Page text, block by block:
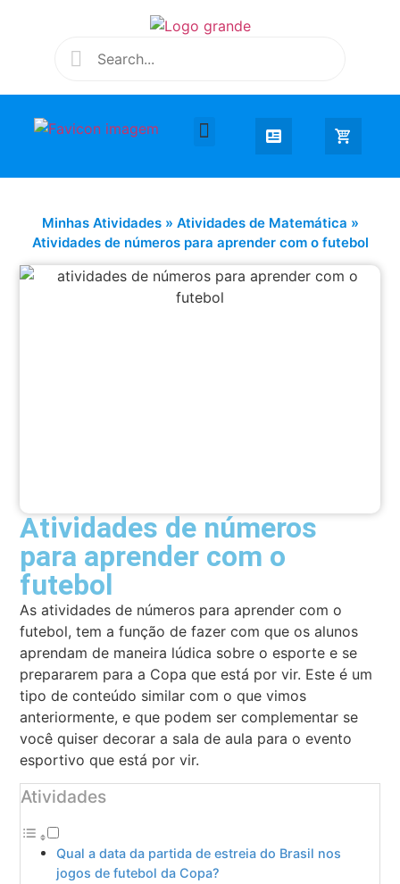
Minhas Atividades» Atividades de Matemática »
Atividades de números para aprender com o futebol
Atividades de números
para aprender com o
futebol
As atividades de números para aprender com o
futebol, tem a função de fazer com que os alunos
aprendam de maneira lúdica sobre o esporte e se
prepararem para a Copa que está por vir. Este é um
tipo de conteúdo similar com o que vimos
anteriormente, e que podem ser complementar se
você quiser decorar a sala de aula para o evento
esportivo que está por vir.
Atividades
Qual a data da partida de estreia do Brasil nos
jogos de futebol da Copa?